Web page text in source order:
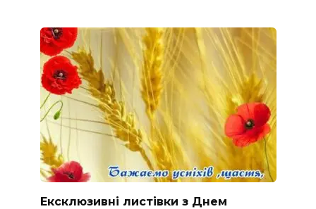
Ексклюзивні листівки з Днем